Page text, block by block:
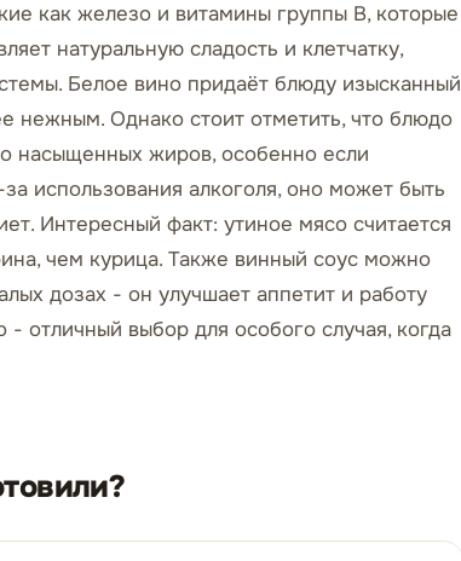
как железо и витамины группы B, которые
натуральную сладость и клетчатку,
Белое вино придаёт блюду изысканный
нежным. Однако стоит отметить, что блюдо
насыщенных жиров, особенно если
использования алкоголя, оно может быть
Интересный факт: утиное мясо считается
чем курица. Также винный соус можно
дозах - он улучшает аппетит и работу
отличный выбор для особого случая, когда